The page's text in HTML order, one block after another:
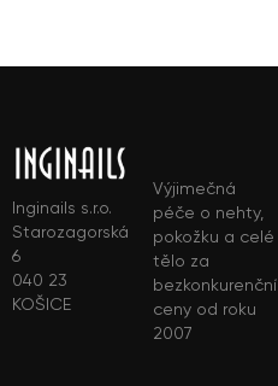
Inginails s.r.o.
Starozagorská
6
040 23
KOŠICE
Výjimečná
péče o nehty,
pokožku a celé
tělo za
bezkonkurenční
ceny od roku
2007